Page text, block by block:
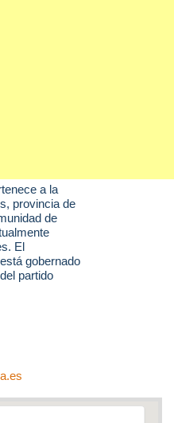
a la
, provincia de
de
El
gobernado
partido